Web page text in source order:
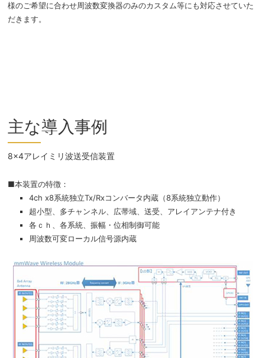
様のご希望に合わせ周波数変換器のみのカスタム等にも対応させていた
だきます。
主な導入事例
8×4アレイミリ波送受信装置
■本装置の特徴：
4ch x8系統独立Tx/Rxコンバータ内蔵（8系統独立動作）
超小型、多チャンネル、広帯域、送受、アレイアンテナ付き
各ｃｈ、各系統、振幅・位相制御可能
周波数可変ローカル信号源内蔵